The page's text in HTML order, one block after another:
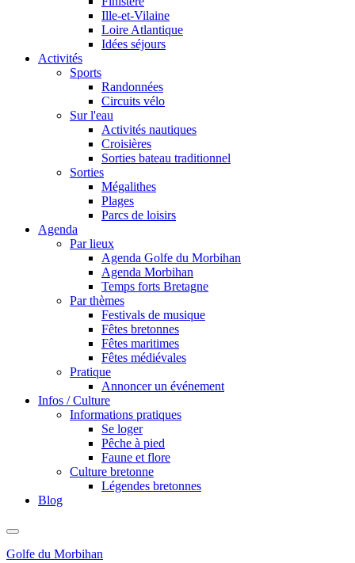
Ille-et-Vilaine
Loire Atlantique
Idées séjours
Activités
Sports
Randonnées
Circuits vélo
Sur l'eau
Activités nautiques
Croisières
Sorties bateau traditionnel
Sorties
Mégalithes
Plages
Parcs de loisirs
Agenda
Par lieux
Agenda Golfe du Morbihan
Agenda Morbihan
Temps forts Bretagne
Par thèmes
Festivals de musique
Fêtes bretonnes
Fêtes maritimes
Fêtes médiévales
Pratique
Annoncer un événement
Infos / Culture
Informations pratiques
Se loger
Pêche à pied
Faune et flore
Culture bretonne
Légendes bretonnes
Blog
Golfe du Morbihan